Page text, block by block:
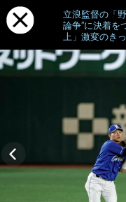
立浪監督の「
論争”に決着を
上」激変のき